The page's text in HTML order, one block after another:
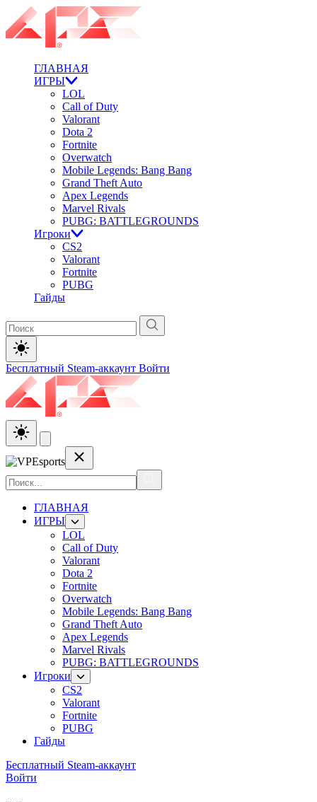
ГЛАВНАЯ
ИГРЫ
LOL
Call of Duty
Valorant
Dota 2
Fortnite
Overwatch
Mobile Legends: Bang Bang
Grand Theft Auto
Apex Legends
Marvel Rivals
PUBG: BATTLEGROUNDS
Игроки
CS2
Valorant
Fortnite
PUBG
Гайды
Бесплатный Steam-аккаунт Войти
ГЛАВНАЯ
ИГРЫ
LOL
Call of Duty
Valorant
Dota 2
Fortnite
Overwatch
Mobile Legends: Bang Bang
Grand Theft Auto
Apex Legends
Marvel Rivals
PUBG: BATTLEGROUNDS
Игроки
CS2
Valorant
Fortnite
PUBG
Гайды
Бесплатный Steam-аккаунт
Войти